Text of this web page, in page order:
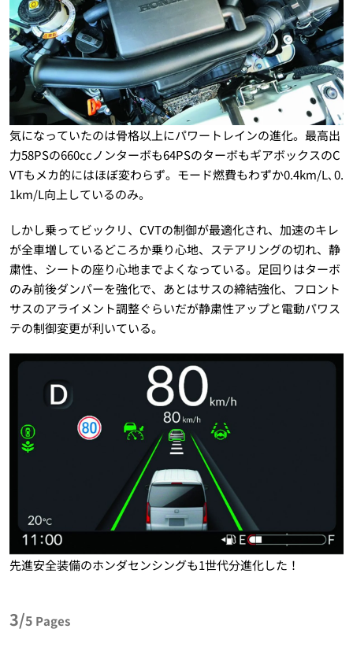
気になっていたのは骨格以上にパワートレインの進化。最高出
力58PSの660ccノンターボも64PSのターボもギアボックスのC
VTもメカ的にはほぼ変わらず。モード燃費もわずか0.4km/L､0.
1km/L向上しているのみ。
しかし乗ってビックリ、CVTの制御が最適化され、加速のキレ
が全車増しているどころか乗り心地、ステアリングの切れ、静
粛性、シートの座り心地までよくなっている。足回りはターボ
のみ前後ダンパーを強化で、あとはサスの締結強化、フロント
サスのアライメント調整ぐらいだが静粛性アップと電動パワス
テの制御変更が利いている。
先進安全装備のホンダセンシングも1世代分進化した！
3/5 Pages